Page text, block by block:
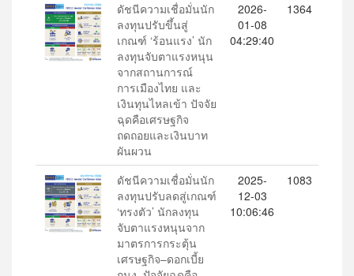
ดัชนีความเชื่อมั่นนัก
ลงทุนปรับขึ้นสู่
เกณฑ์ ‘ร้อนแรง’ นัก
ลงทุนจับตาแรงหนุน
จากสถานการณ์
การเมืองไทย และ
เงินทุนไหลเข้า ปัจจัย
ฉุดคือเศรษฐกิจ
ถดถอยและเงินบาท
ผันผวน
2026-
01-08
04:29:40
1364
ดัชนีความเชื่อมั่นนัก
ลงทุนปรับลดสู่เกณฑ์
‘ทรงตัว’ นักลงทุน
จับตาแรงหนุนจาก
มาตรการกระตุ้น
เศรษฐกิจ–ดอกเบี้ย
2025-
12-03
10:06:46
1083